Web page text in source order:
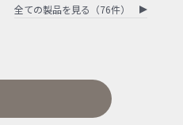
全ての製品を見る（76件）